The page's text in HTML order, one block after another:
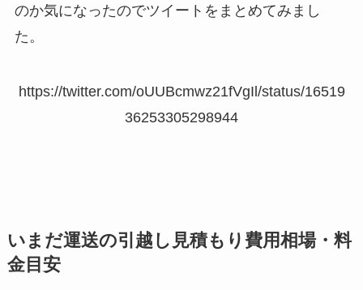
のか気になったのでツイートをまとめてみまし
た。
https://twitter.com/oUUBcmwz21fVgIl/status/16519
36253305298944
いまだ運送の引越し見積もり費用相場・料
金目安